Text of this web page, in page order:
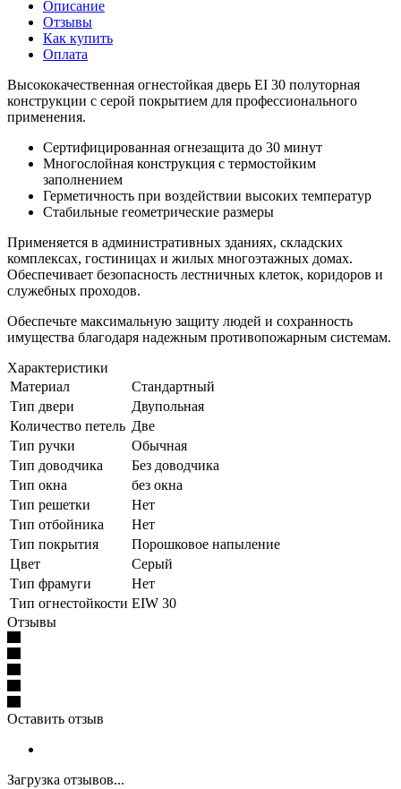
Описание
Отзывы
Как купить
Оплата
Высококачественная огнестойкая дверь EI 30 полуторная
конструкции с серой покрытием для профессионального
применения.
Сертифицированная огнезащита до 30 минут
Многослойная конструкция с термостойким
заполнением
Герметичность при воздействии высоких температур
Стабильные геометрические размеры
Применяется в административных зданиях, складских
комплексах, гостиницах и жилых многоэтажных домах.
Обеспечивает безопасность лестничных клеток, коридоров и
служебных проходов.
Обеспечьте максимальную защиту людей и сохранность
имущества благодаря надежным противопожарным системам.
Характеристики
Материал
Стандартный
Тип двери
Двупольная
Количество петель Две
Тип ручки
Обычная
Тип доводчика
Без доводчика
Тип окна
без окна
Тип решетки
Нет
Тип отбойника
Нет
Тип покрытия
Порошковое напыление
Цвет
Серый
Тип фрамуги
Нет
Тип огнестойкости EIW 30
Отзывы
Оставить отзыв
Загрузка отзывов...